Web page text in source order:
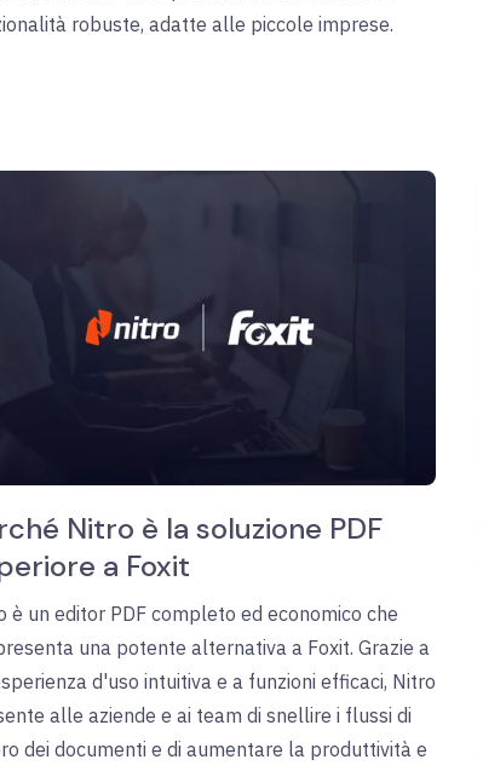
robuste, adatte alle piccole imprese.
Nitro è la soluzione PDF
a Foxit
è un editor PDF completo ed economico che
una potente alternativa a Foxit. Grazie a
d'uso intuitiva e a funzioni efficaci, Nitro
alle aziende e ai team di snellire i flussi di
dei documenti e di aumentare la produttività e